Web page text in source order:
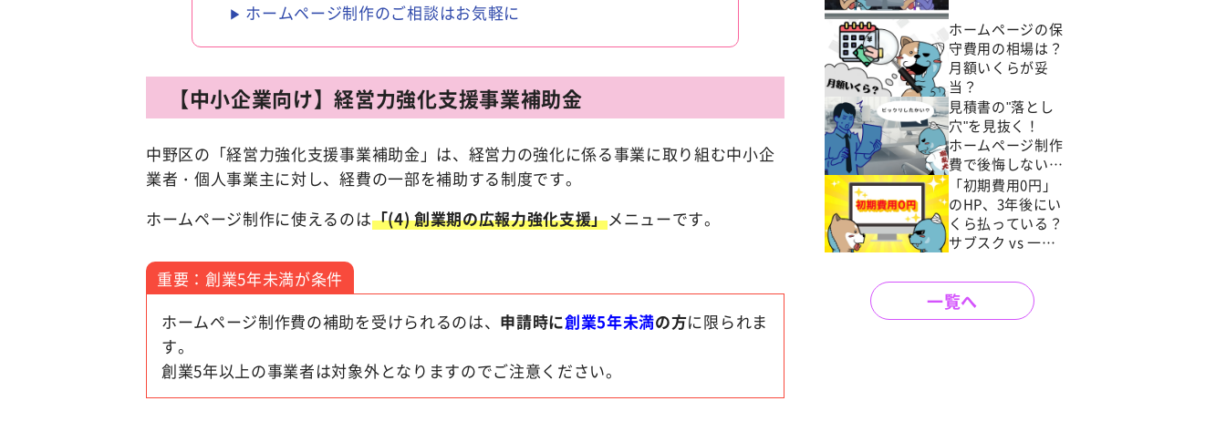
ホームページ制作のご相談はお気軽に
【中小企業向け】経営力強化支援事業補助金
中野区の「経営力強化支援事業補助金」は、経営力の強化に係る事業に取り組む中小企
業者・個人事業主に対し、経費の一部を補助する制度です。
ホームページ制作に使えるのは「(4) 創業期の広報力強化支援」メニューです。
重要：創業5年未満が条件
ホームページ制作費の補助を受けられるのは、 申請時に創業5年未満の方に限られま
す。
創業5年以上の事業者は対象外となりますのでご注意ください。
ホームページの保
守費用の相場は？
月額いくらが妥
当？
見積書の"落とし
穴"を見抜く！
ホームページ制作
費で後悔しない5
つのポイント
「初期費用0円」
のHP、3年後にい
くら払っている？
サブスク vs 一括
ト
一覧へ